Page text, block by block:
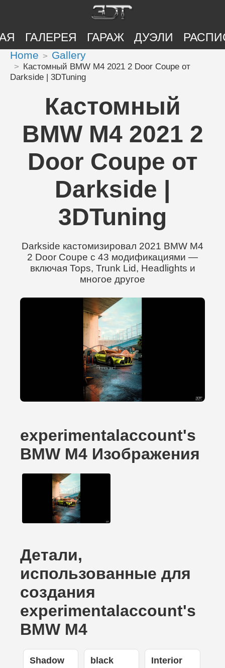
ГАЛЕРЕЯ ГАРАЖ ДУЭЛИ
Home Gallery
Кастомный BMW M4 2021 2 Door Coupe от
Darkside | 3DTuning
Кастомный
BMW M4 2021 2
Door Coupe от
Darkside |
3DTuning
Darkside кастомизировал 2021 BMW M4
2 Door Coupe с 43 модификациями —
включая Tops, Trunk Lid, Headlights и
многое другое
experimentalaccount's
BMW M4 Изображения
Детали,
использованные для
создания
experimentalaccount's
BMW M4
Shadow black Interior